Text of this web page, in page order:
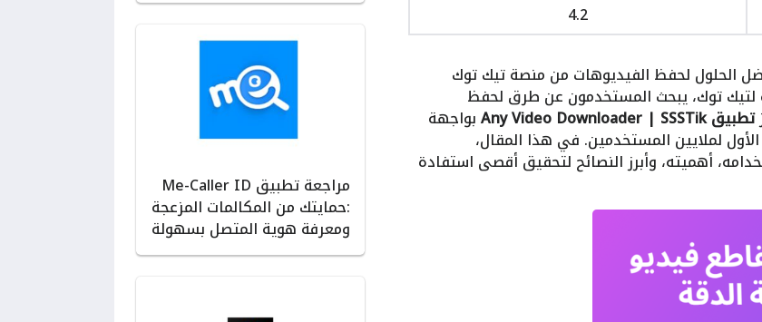
مراجعة تطبيق Me-Caller ID
:حمايتك من المكالمات المزعجة
ومعرفة هوية المتصل بسهولة
4.2
الحلول لحفظ الفيديوهات من منصة تيك توك
لتيك توك، يبحث المستخدمون عن طرق لحفظ
تطبيق Any Video Downloader | SSSTik بواجهة
لملايين المستخدمين. في هذا المقال،
أهميته، وأبرز النصائح لتحقيق أقصى استفادة